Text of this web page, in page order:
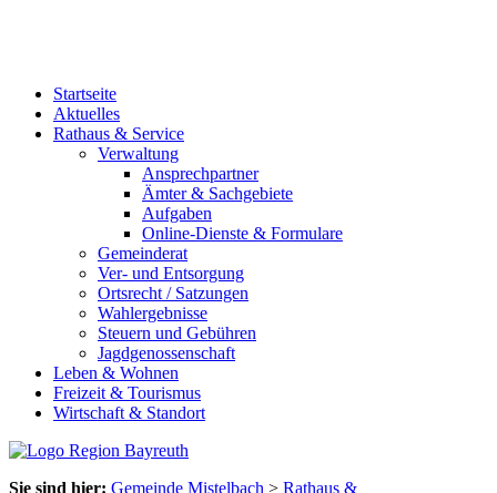
Startseite
Aktuelles
Rathaus & Service
Verwaltung
Ansprechpartner
Ämter & Sachgebiete
Aufgaben
Online-Dienste & Formulare
Gemeinderat
Ver- und Entsorgung
Ortsrecht / Satzungen
Wahlergebnisse
Steuern und Gebühren
Jagdgenossenschaft
Leben & Wohnen
Freizeit & Tourismus
Wirtschaft & Standort
Sie sind hier: Gemeinde Mistelbach > Rathaus &